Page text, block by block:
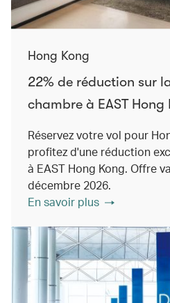
Hong Kong
22% de réduction sur
chambre à EAST Hong
Réservez votre vol pour
profitez d'une réduction
à EAST Hong Kong. Offre
décembre 2026.
En savoir plus